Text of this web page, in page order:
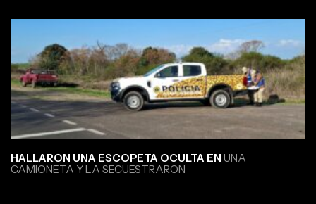
HALLARON UNA ESCOPETA OCULTA EN UNA
CAMIONETA Y LA SECUESTRARON